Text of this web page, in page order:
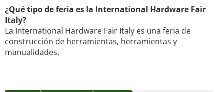
¿Qué tipo de feria es la International Hardware Fair
Italy?
La International Hardware Fair Italy es una feria de
construcción de herramientas, herramientas y
manualidades.